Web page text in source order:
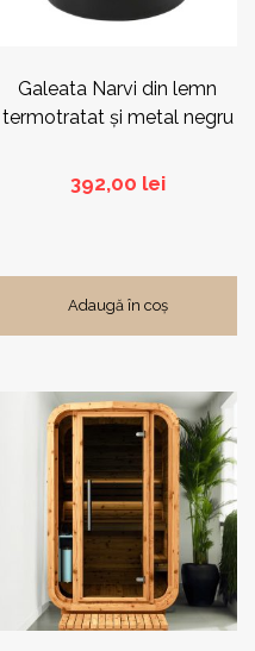
Galeata Narvi din lemn
termotratat și metal negru
392,00 lei
Adaugă în coș
produs
variații.
Opțiunile
alese